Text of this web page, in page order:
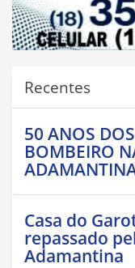
Recentes
50 ANOS
BOMBEIRO
Casa do
repassado
Adamantina